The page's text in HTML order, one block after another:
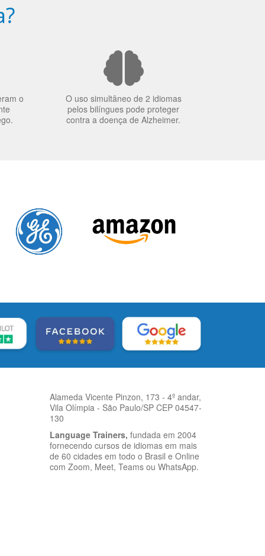
o
O uso simultâneo de 2 idiomas
pelos bilíngues pode proteger
contra a doença de Alzheimer.
Alameda Vicente Pinzon, 173 - 4º andar,
Vila Olímpia - São Paulo/SP CEP 04547-
130
Language Trainers, fundada em 2004
fornecendo cursos de idiomas em mais
de 60 cidades em todo o Brasil e Online
com Zoom, Meet, Teams ou WhatsApp.